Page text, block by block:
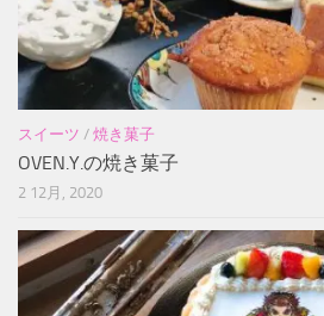
スイーツ / 焼き菓子
OVEN.Y.の焼き菓子
2 12月, 2020